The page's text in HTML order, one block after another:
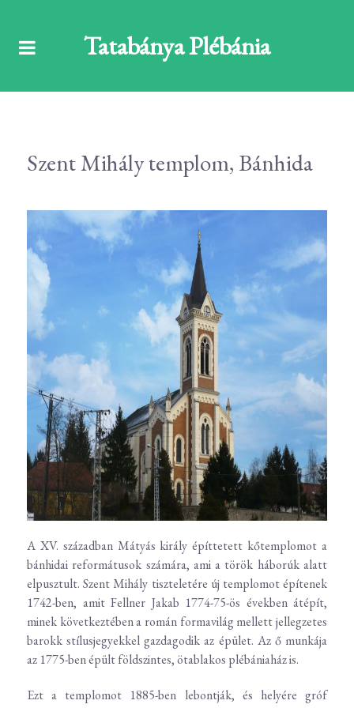
Tatabánya Plébánia
Szent Mihály templom, Bánhida
A XV. században Mátyás király építtetett kőtemplomot a
bánhidai reformátusok számára, ami a török háborúk alatt
elpusztult. Szent Mihály tiszteletére új templomot építenek
1742-ben, amit Fellner Jakab 1774-75-ös években átépít,
minek következtében a román formavilág mellett jellegzetes
barokk stílusjegyekkel gazdagodik az épület. Az ő munkája
az 1775-ben épült földszintes, ötablakos plébániaház is.
Ezt a templomot 1885-ben lebontják, és helyére gróf